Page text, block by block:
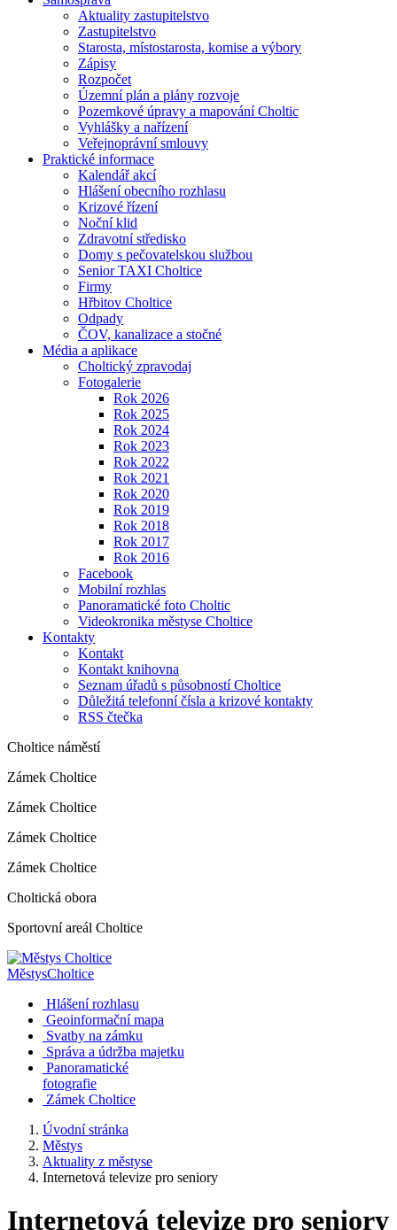
Aktuality zastupitelstvo
Zastupitelstvo
Starosta, místostarosta, komise a výbory
Zápisy
Rozpočet
Územní plán a plány rozvoje
Pozemkové úpravy a mapování Choltic
Vyhlášky a nařízení
Veřejnoprávní smlouvy
Praktické informace
Kalendář akcí
Hlášení obecního rozhlasu
Krizové řízení
Noční klid
Zdravotní středisko
Domy s pečovatelskou službou
Senior TAXI Choltice
Firmy
Hřbitov Choltice
Odpady
ČOV, kanalizace a stočné
Média a aplikace
Choltický zpravodaj
Fotogalerie
Rok 2026
Rok 2025
Rok 2024
Rok 2023
Rok 2022
Rok 2021
Rok 2020
Rok 2019
Rok 2018
Rok 2017
Rok 2016
Facebook
Mobilní rozhlas
Panoramatické foto Choltic
Videokronika městyse Choltice
Kontakty
Kontakt
Kontakt knihovna
Seznam úřadů s působností Choltice
Důležitá telefonní čísla a krizové kontakty
RSS čtečka
Choltice náměstí
Zámek Choltice
Zámek Choltice
Zámek Choltice
Zámek Choltice
Choltická obora
Sportovní areál Choltice
MěstysCholtice
Hlášení rozhlasu
Geoinformační mapa
Svatby na zámku
Správa a údržba majetku
Panoramatické
fotografie
Zámek Choltice
Úvodní stránka
Městys
Aktuality z městyse
Internetová televize pro seniory
Internetová televize pro seniory